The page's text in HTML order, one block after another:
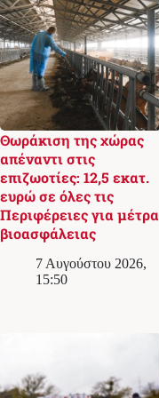
Θωράκιση της χώρας
απέναντι στις
επιζωοτίες: 12,5 εκατ.
ευρώ σε όλες τις
Περιφέρειες για μέτρα
βιοασφάλειας
7 Αυγούστου 2026,
15:50